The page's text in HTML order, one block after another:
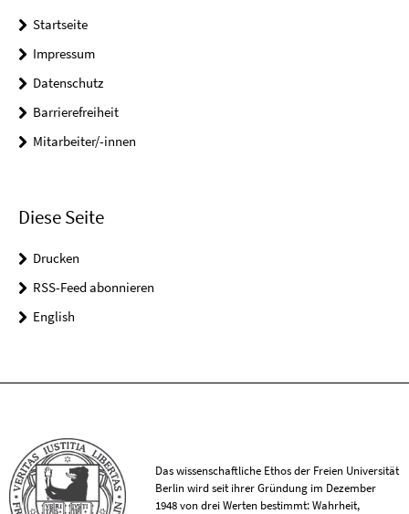
Startseite
Impressum
Datenschutz
Barrierefreiheit
Mitarbeiter/-innen
Diese Seite
Drucken
RSS-Feed abonnieren
English
Das wissenschaftliche Ethos der Freien Universität
Berlin wird seit ihrer Gründung im Dezember
1948 von drei Werten bestimmt: Wahrheit,